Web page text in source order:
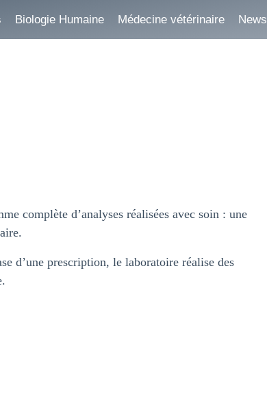
Biologie Humaine Médecine vétérinaire News
complète d’analyses réalisées avec soin : une
d’une prescription, le laboratoire réalise des